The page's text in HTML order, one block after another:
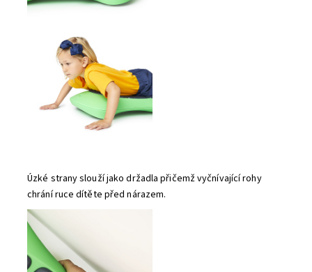
Úzké strany slouží jako držadla přičemž vyčnívající rohy
chrání ruce dítěte před nárazem.